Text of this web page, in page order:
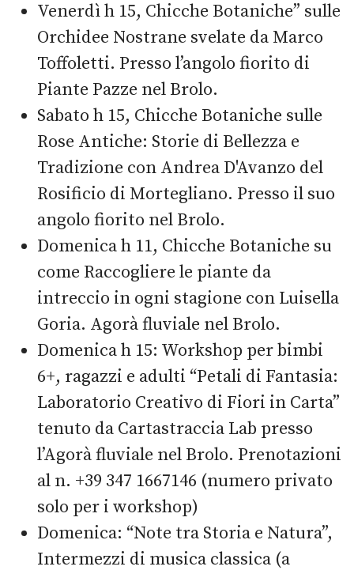
Venerdì h 15, Chicche Botaniche” sulle
Orchidee Nostrane svelate da Marco
Toffoletti. Presso l’angolo fiorito di
Piante Pazze nel Brolo.
Sabato h 15, Chicche Botaniche sulle
Rose Antiche: Storie di Bellezza e
Tradizione con Andrea D'Avanzo del
Rosificio di Mortegliano. Presso il suo
angolo fiorito nel Brolo.
Domenica h 11, Chicche Botaniche su
come Raccogliere le piante da
intreccio in ogni stagione con Luisella
Goria. Agorà fluviale nel Brolo.
Domenica h 15: Workshop per bimbi
6+, ragazzi e adulti “Petali di Fantasia:
Laboratorio Creativo di Fiori in Carta”
tenuto da Cartastraccia Lab presso
l’Agorà fluviale nel Brolo. Prenotazioni
al n. +39 347 1667146 (numero privato
solo per i workshop)
Domenica: “Note tra Storia e Natura”,
Intermezzi di musica classica (a